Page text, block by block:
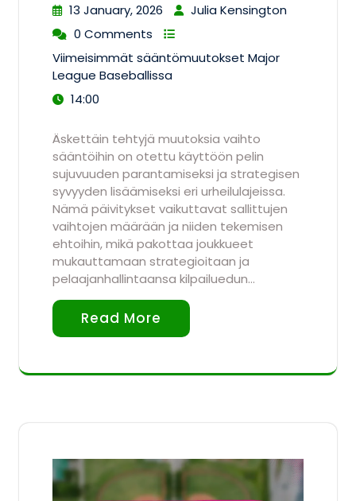
13 January, 2026
Julia Kensington
0 Comments
Viimeisimmät sääntömuutokset Major
League Baseballissa
14:00
Äskettäin tehtyjä muutoksia vaihto
sääntöihin on otettu käyttöön pelin
sujuvuuden parantamiseksi ja strategisen
syvyyden lisäämiseksi eri urheilulajeissa.
Nämä päivitykset vaikuttavat sallittujen
vaihtojen määrään ja niiden tekemisen
ehtoihin, mikä pakottaa joukkueet
mukauttamaan strategioitaan ja
pelaajanhallintaansa kilpailuedun…
Read More